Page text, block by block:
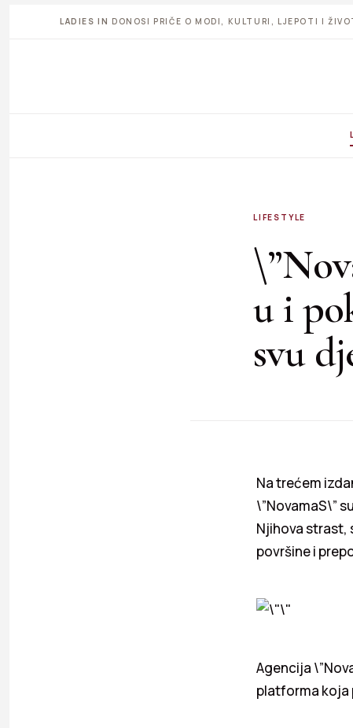
LADIES IN DONOSI PRIČE O MODI, KULTURI, LJEPOTI I
LIFESTYLE
u i
svu
Na trećem
\”NovamaS\”
Njihova strast,
površine i
Agencija
platforma koja